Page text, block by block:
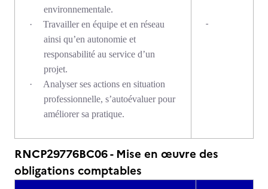
environnementale.
·
Travailler en équipe et en réseau
ainsi qu’en autonomie et
responsabilité au service d’un
projet.
·
Analyser ses actions en situation
professionnelle, s’autoévaluer pour
améliorer sa pratique.
-
RNCP29776BC06 - Mise en œuvre des
obligations comptables